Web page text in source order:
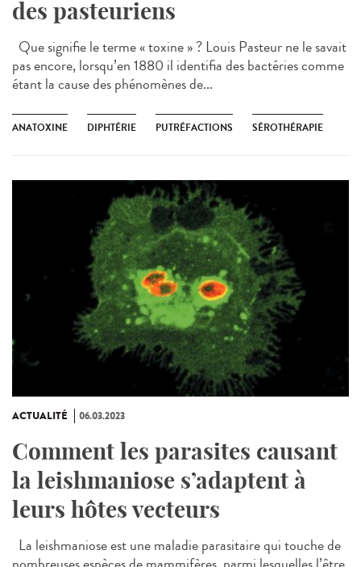
des pasteuriens
Que signifie le terme « toxine » ? Louis Pasteur ne le savait
pas encore, lorsqu’en 1880 il identifia des bactéries comme
étant la cause des phénomènes de...
ANATOXINE DIPHTÉRIE PUTRÉFACTIONS SÉROTHÉRAPIE
ACTUALITÉ 06.03.2023
Comment les parasites causant
la leishmaniose s’adaptent à
leurs hôtes vecteurs
La leishmaniose est une maladie parasitaire qui touche de